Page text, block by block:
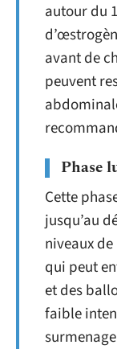
autour du
avant de
peuvent
Phase
Cette
jusqu’au
niveaux
qui peut
et des
faible